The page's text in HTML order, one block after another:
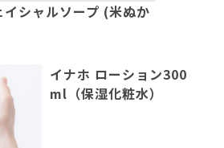
イシャルソープ (米ぬか
イナホ ローション300
ml（保湿化粧水）